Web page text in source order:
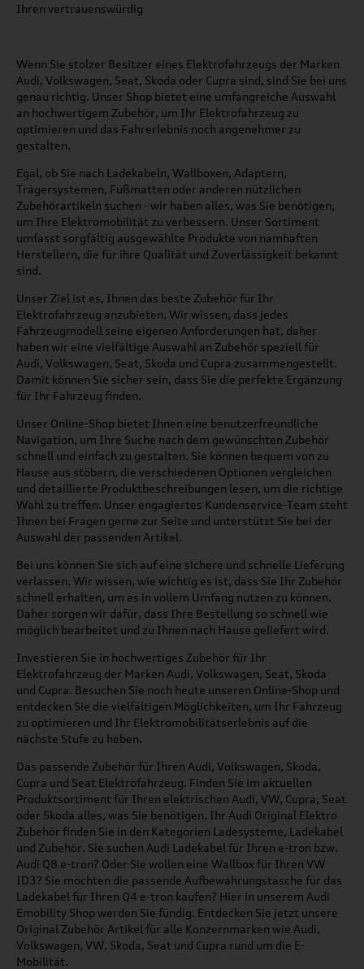
Ihren vertrauenswürdig
Wenn Sie stolzer Besitzer eines Elektrofahrzeugs der Marken
Audi, Volkswagen, Seat, Skoda oder Cupra sind, sind Sie bei uns
genau richtig. Unser Shop bietet eine umfangreiche Auswahl
an hochwertigem Zubehör, um Ihr Elektrofahrzeug zu
optimieren und das Fahrerlebnis noch angenehmer zu
gestalten.
Egal, ob Sie nach Ladekabeln, Wallboxen, Adaptern,
Trägersystemen, Fußmatten oder anderen nützlichen
Zubehörartikeln suchen - wir haben alles, was Sie benötigen,
um Ihre Elektromobilität zu verbessern. Unser Sortiment
umfasst sorgfältig ausgewählte Produkte von namhaften
Herstellern, die für ihre Qualität und Zuverlässigkeit bekannt
sind.
Unser Ziel ist es, Ihnen das beste Zubehör für Ihr
Elektrofahrzeug anzubieten. Wir wissen, dass jedes
Fahrzeugmodell seine eigenen Anforderungen hat, daher
haben wir eine vielfältige Auswahl an Zubehör speziell für
Audi, Volkswagen, Seat, Skoda und Cupra zusammengestellt.
Damit können Sie sicher sein, dass Sie die perfekte Ergänzung
für Ihr Fahrzeug finden.
Unser Online-Shop bietet Ihnen eine benutzerfreundliche
Navigation, um Ihre Suche nach dem gewünschten Zubehör
schnell und einfach zu gestalten. Sie können bequem von zu
Hause aus stöbern, die verschiedenen Optionen vergleichen
und detaillierte Produktbeschreibungen lesen, um die richtige
Wahl zu treffen. Unser engagiertes Kundenservice-Team steht
Ihnen bei Fragen gerne zur Seite und unterstützt Sie bei der
Auswahl der passenden Artikel.
Bei uns können Sie sich auf eine sichere und schnelle Lieferung
verlassen. Wir wissen, wie wichtig es ist, dass Sie Ihr Zubehör
schnell erhalten, um es in vollem Umfang nutzen zu können.
Daher sorgen wir dafür, dass Ihre Bestellung so schnell wie
möglich bearbeitet und zu Ihnen nach Hause geliefert wird.
Investieren Sie in hochwertiges Zubehör für Ihr
Elektrofahrzeug der Marken Audi, Volkswagen, Seat, Skoda
und Cupra. Besuchen Sie noch heute unseren Online-Shop und
entdecken Sie die vielfältigen Möglichkeiten, um Ihr Fahrzeug
zu optimieren und Ihr Elektromobilitätserlebnis auf die
nächste Stufe zu heben.
Das passende Zubehör für Ihren Audi, Volkswagen, Skoda,
Cupra und Seat Elektrofahrzeug. Finden Sie im aktuellen
Produktsortiment für Ihren elektrischen Audi, VW, Cupra, Seat
oder Skoda alles, was Sie benötigen. Ihr Audi Original Elektro
Zubehör finden Sie in den Kategorien Ladesysteme, Ladekabel
und Zubehör. Sie suchen Audi Ladekabel für Ihren e-tron bzw.
Audi Q8 e-tron? Oder Sie wollen eine Wallbox für Ihren VW
ID3? Sie möchten die passende Aufbewahrungstasche für das
Ladekabel für Ihren Q4 e-tron kaufen? Hier in unserem Audi
Emobility Shop werden Sie fündig. Entdecken Sie jetzt unsere
Original Zubehör Artikel für alle Konzernmarken wie Audi,
Volkswagen, VW, Skoda, Seat und Cupra rund um die E-
Mobilität.